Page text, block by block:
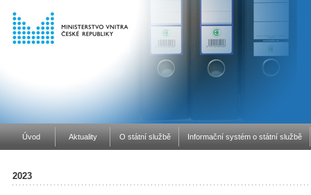
Úvod Aktuality O státní službě Informační systém o státní službě
2023